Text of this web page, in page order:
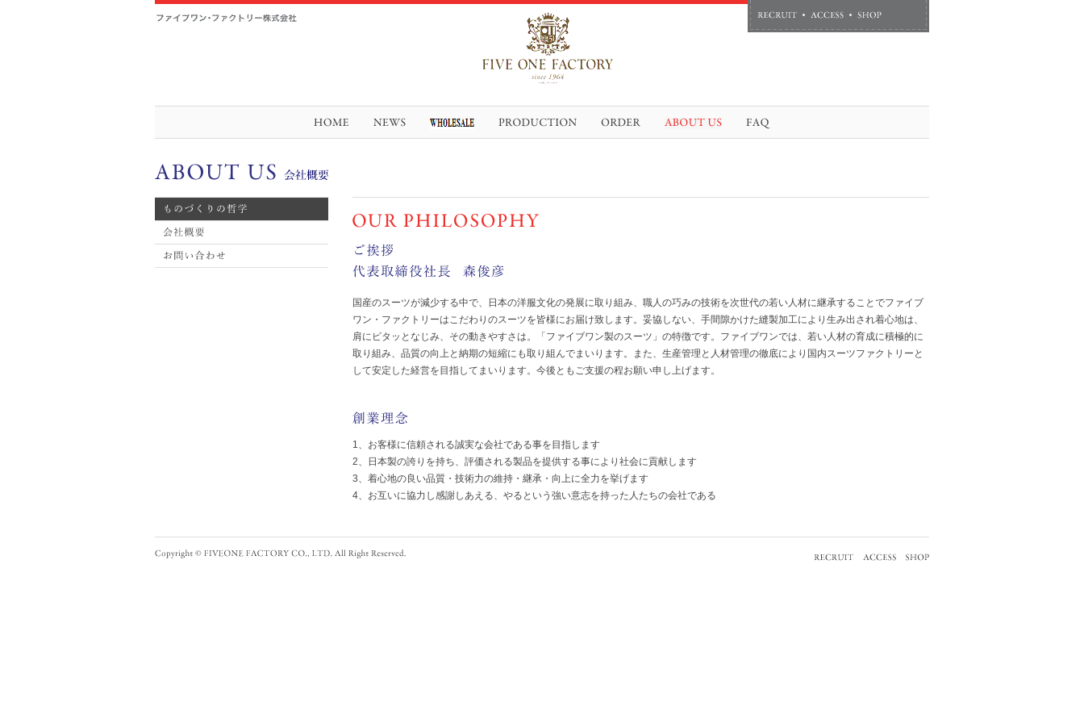
国産のスーツが減少する中で、日本の洋服文化の発展に取り組み、職人の巧みの技術を次世代の若い人材に継承することでファイブ
ワン・ファクトリーはこだわりのスーツを皆様にお届け致します。妥協しない、手間隙かけた縫製加工により生み出され着心地は、
肩にピタッとなじみ、その動きやすさは。「ファイブワン製のスーツ」の特徴です。ファイブワンでは、若い人材の育成に積極的に
取り組み、品質の向上と納期の短縮にも取り組んでまいります。また、生産管理と人材管理の徹底により国内スーツファクトリーと
して安定した経営を目指してまいります。今後ともご支援の程お願い申し上げます。
1、お客様に信頼される誠実な会社である事を目指します
2、日本製の誇りを持ち、評価される製品を提供する事により社会に貢献します
3、着心地の良い品質・技術力の維持・継承・向上に全力を挙げます
4、お互いに協力し感謝しあえる、やるという強い意志を持った人たちの会社である